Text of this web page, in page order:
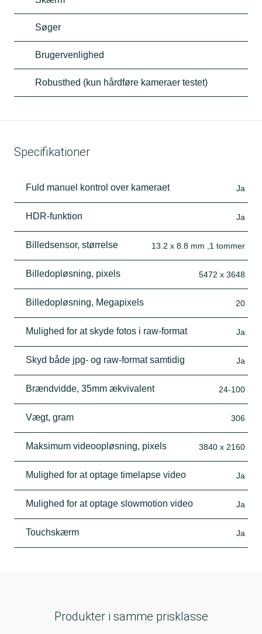
Søger
Brugervenlighed
Robusthed (kun hårdføre kameraer testet)
Specifikationer
Fuld manuel kontrol over kameraet Ja
HDR-funktion Ja
Billedsensor, størrelse 13.2 x 8.8 mm ,1 tommer
Billedopløsning, pixels 5472 x 3648
Billedopløsning, Megapixels 20
Mulighed for at skyde fotos i raw-format Ja
Skyd både jpg- og raw-format samtidig Ja
Brændvidde, 35mm ækvivalent 24-100
Vægt, gram 306
Maksimum videoopløsning, pixels 3840 x 2160
Mulighed for at optage timelapse video Ja
Mulighed for at optage slowmotion video Ja
Touchskærm Ja
Produkter i samme prisklasse